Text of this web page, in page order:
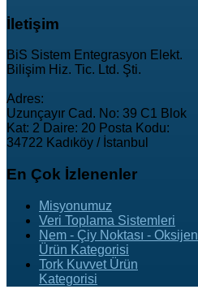
İletişim
BiS Sistem Entegrasyon Elekt.
Bilişim Hiz. Tic. Ltd. Şti.
Adres:
Uzunçayır Cad. No: 39 C1 Blok
Kat: 2 Daire: 20 Posta Kodu:
34722 Kadıköy / İstanbul
En Çok İzlenenler
Misyonumuz
Veri Toplama Sistemleri
Nem - Çiy Noktası - Oksijen
Ürün Kategorisi
Tork Kuvvet Ürün
Kategorisi